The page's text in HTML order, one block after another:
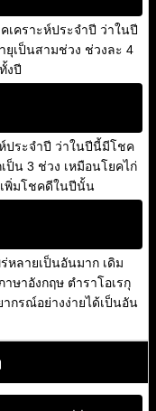
เคราะห์ประจำปี ว่าในปี
ยุเป็นสามช่วง ช่วงละ 4
งปี
ประจำปี ว่าในปีนี้มีโชค
ป็น 3 ช่วง เหมือนโยคไก่
พิ่มโชคดีในปีนั้น
หลายเป็นอันมาก เดิม
ษาอังกฤษ ตำราโอเรกุ
กรณ์อย่างง่ายได้เป็นอัน